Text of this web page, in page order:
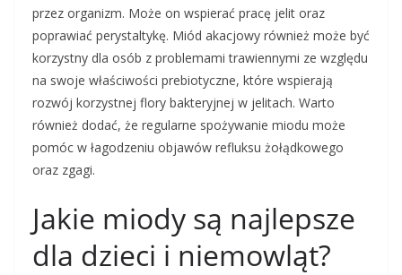
przez organizm. Może on wspierać pracę jelit oraz
poprawiać perystaltykę. Miód akacjowy również może być
korzystny dla osób z problemami trawiennymi ze względu
na swoje właściwości prebiotyczne, które wspierają
rozwój korzystnej flory bakteryjnej w jelitach. Warto
również dodać, że regularne spożywanie miodu może
pomóc w łagodzeniu objawów refluksu żołądkowego
oraz zgagi.
Jakie miody są najlepsze
dla dzieci i niemowląt?